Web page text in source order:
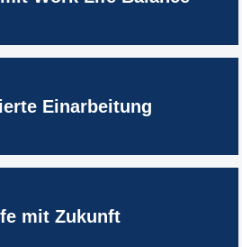
Einarbeitung
mit Zukunft